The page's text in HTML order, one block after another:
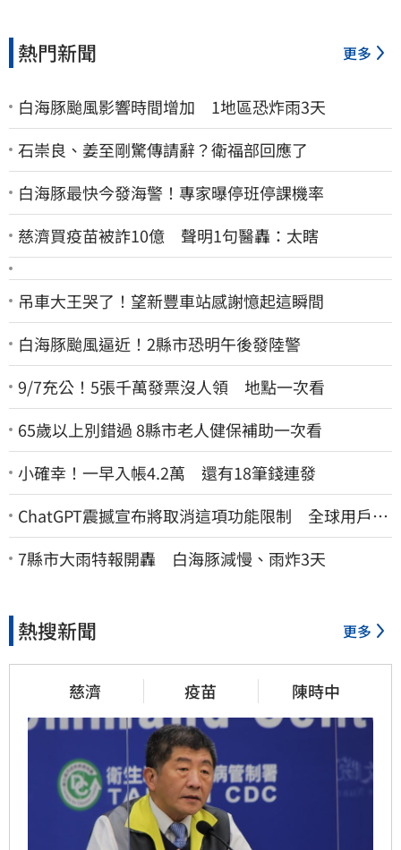
熱門新聞 更多
白海豚颱風影響時間增加 1地區恐炸雨3天
石崇良、姜至剛驚傳請辭？衛福部回應了
白海豚最快今發海警！專家曝停班停課機率
慈濟買疫苗被詐10億 聲明1句醫轟：太瞎
吊車大王哭了！望新豐車站感謝憶起這瞬間
白海豚颱風逼近！2縣市恐明午後發陸警
9/7充公！5張千萬發票沒人領 地點一次看
65歲以上別錯過 8縣市老人健保補助一次看
小確幸！一早入帳4.2萬 還有18筆錢連發
ChatGPT震撼宣布將取消這項功能限制 全球用戶即
刻起「免費」用到飽
7縣市大雨特報開轟 白海豚減慢、雨炸3天
熱搜新聞 更多
慈濟 疫苗 陳時中